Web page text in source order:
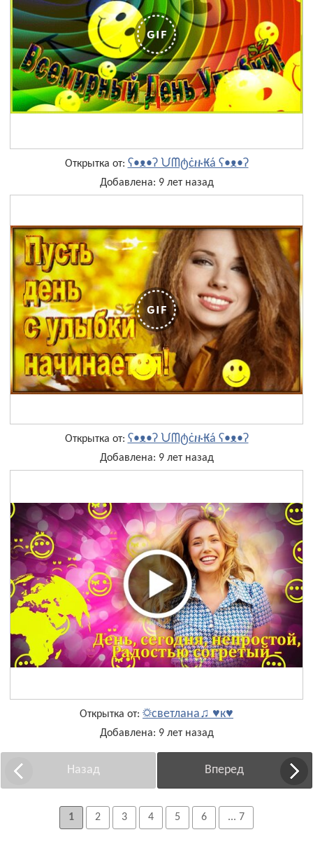
Открытка от: ʕ•ᴥ•ʔ ᙀᗰტċዙ₭á ʕ•ᴥ•ʔ
Добавлена: 9 лет назад
Открытка от: ʕ•ᴥ•ʔ ᙀᗰტċዙ₭á ʕ•ᴥ•ʔ
Добавлена: 9 лет назад
Открытка от: ☼светлана♫ ♥к♥
Добавлена: 9 лет назад
Назад Вперед
1 2 3 4 5 6 ... 7